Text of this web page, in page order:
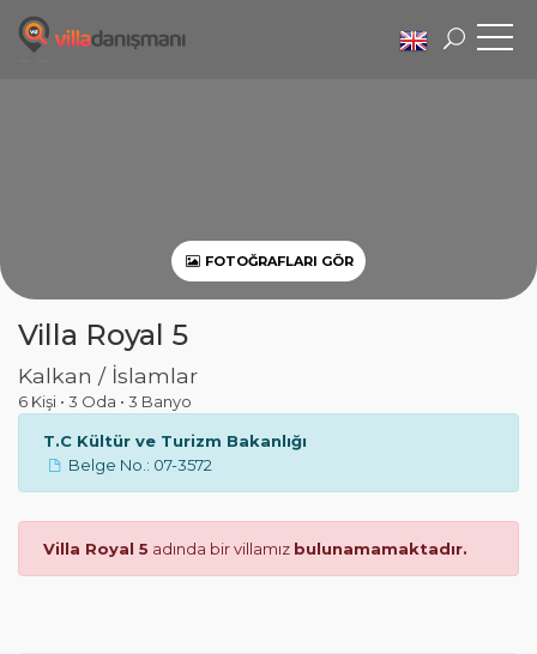
FOTOĞRAFLARI GÖR
Villa Royal 5
Kalkan / İslamlar
6 Kişi • 3 Oda • 3 Banyo
T.C Kültür ve Turizm Bakanlığı
Belge No.: 07-3572
Villa Royal 5 adında bir villamız bulunamamaktadır.